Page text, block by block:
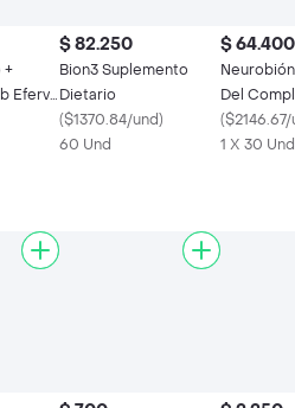
+
Eferv
$ 82.250
Bion3 Suplemento
Dietario
($1370.84/und)
60 Und
$ 64.400
Del
($2146.67/
1 X 30 Und